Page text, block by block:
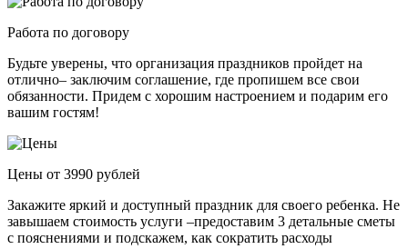
Работа по договору
Будьте уверены, что организация праздников пройдет на
отлично– заключим соглашение, где пропишем все свои
обязанности. Придем с хорошим настроением и подарим его
вашим гостям!
Цены от 3990 рублей
Закажите яркий и доступный праздник для своего ребенка. Не
завышаем стоимость услуги –предоставим 3 детальные сметы
с пояснениями и подскажем, как сократить расходы